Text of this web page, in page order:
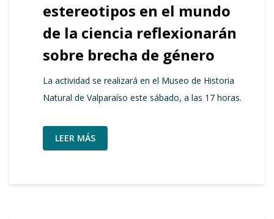
estereotipos en el mundo
de la ciencia reflexionarán
sobre brecha de género
La actividad se realizará en el Museo de Historia
Natural de Valparaíso este sábado, a las 17 horas.
LEER MÁS